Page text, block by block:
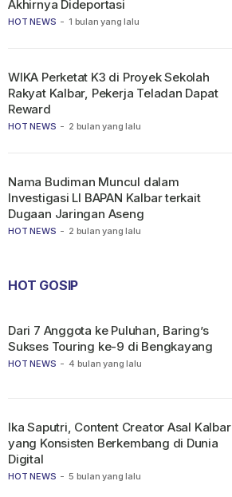
HOT NEWS - 1 bulan yang lalu
Akhirnya Dideportasi
HOT NEWS - 2 bulan yang lalu
WIKA Perketat K3 di Proyek Sekolah
Rakyat Kalbar, Pekerja Teladan Dapat
Reward
HOT NEWS - 2 bulan yang lalu
Nama Budiman Muncul dalam
Investigasi LI BAPAN Kalbar terkait
Dugaan Jaringan Aseng
HOT GOSIP
HOT NEWS - 4 bulan yang lalu
Dari 7 Anggota ke Puluhan, Baring’s
Sukses Touring ke-9 di Bengkayang
HOT NEWS - 5 bulan yang lalu
Ika Saputri, Content Creator Asal Kalbar
yang Konsisten Berkembang di Dunia
Digital